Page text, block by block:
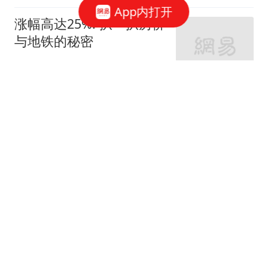
涨幅高达25%! 扒一扒房价
与地铁的秘密
App内打开